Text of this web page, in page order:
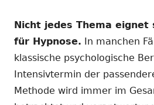
Nicht jedes Thema eignet
für Hypnose. In manchen
klassische psychologische
Intensivtermin der
Methode wird immer im